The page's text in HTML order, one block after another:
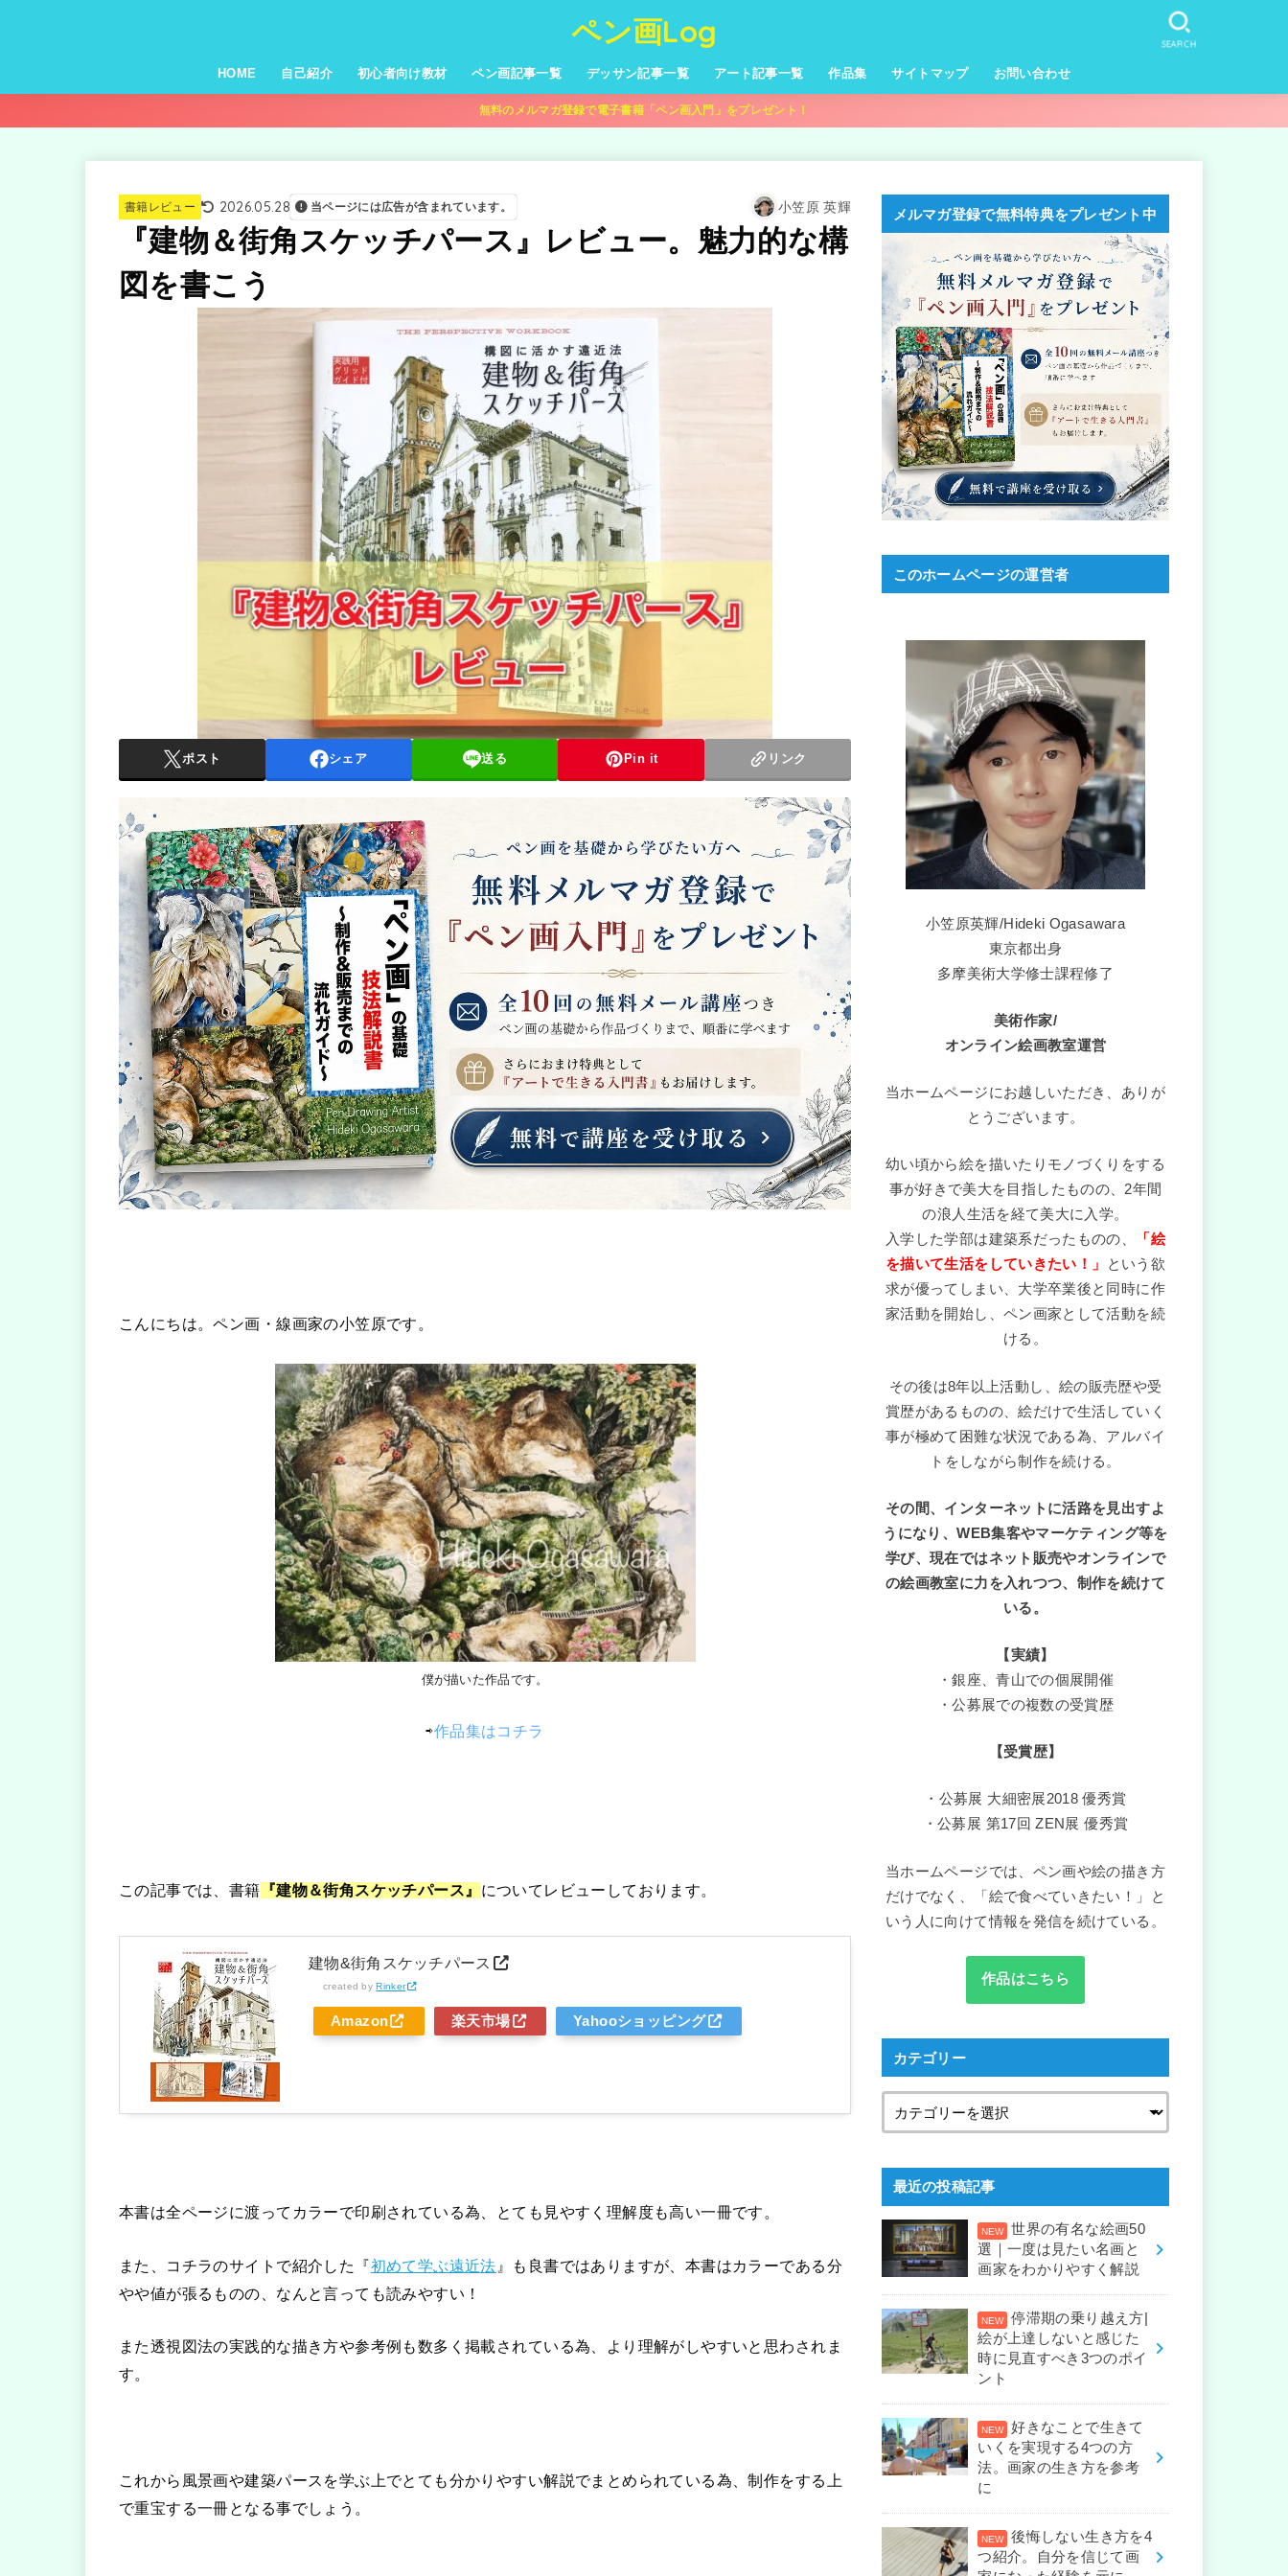
ペン画Log
HOME 自己紹介 初心者向け教材 ペン画記事一覧 デッサン記事一覧 アート記事一覧 作品集 サイトマップ お問い合わせ
SEARCH
無料のメルマガ登録で電子書籍「ペン画入門」をプレゼント！
書籍レビュー 2026.05.28 当ページには広告が含まれています。 小笠原 英輝
『建物＆街角スケッチパース』レビュー。魅力的な構
図を書こう
ポスト シェア 送る Pin it リンク
こんにちは。ペン画・線画家の小笠原です。
僕が描いた作品です。
⇨作品集はコチラ
この記事では、書籍 『建物＆街角スケッチパース』 についてレビューしております。
建物&街角スケッチパース
created byRinker
Amazon 楽天市場 Yahooショッピング
本書は全ページに渡ってカラーで印刷されている為、とても見やすく理解度も高い一冊です。
また、コチラのサイトで紹介した『初めて学ぶ遠近法 』も良書ではありますが、本書はカラーである分
やや値が張るものの、なんと言っても読みやすい！
また透視図法の実践的な描き方や参考例も数多く掲載されている為、より理解がしやすいと思わされま
す。
これから風景画や建築パースを学ぶ上でとても分かりやすい解説でまとめられている為、制作をする上
で重宝する一冊となる事でしょう。
メルマガ登録で無料特典をプレゼント中
このホームページの運営者
小笠原英輝/Hideki Ogasawara
東京都出身
多摩美術大学修士課程修了
美術作家/
オンライン絵画教室運営
当ホームページにお越しいただき、ありが
とうございます。
幼い頃から絵を描いたりモノづくりをする
事が好きで美大を目指したものの、2年間
の浪人生活を経て美大に入学。
入学した学部は建築系だったものの、
「絵
を描いて生活をしていきたい！」
という欲
求が優ってしまい、大学卒業後と同時に作
家活動を開始し、ペン画家として活動を続
ける。
その後は8年以上活動し、絵の販売歴や受
賞歴があるものの、絵だけで生活していく
事が極めて困難な状況である為、アルバイ
トをしながら制作を続ける。
その間、インターネットに活路を見出すよ
うになり、WEB集客やマーケティング等を
学び、現在ではネット販売やオンラインで
の絵画教室に力を入れつつ、制作を続けて
いる。
【実績】
・銀座、青山での個展開催
・公募展での複数の受賞歴
【受賞歴】
・公募展 大細密展2018 優秀賞
・公募展 第17回 ZEN展 優秀賞
当ホームページでは、ペン画や絵の描き方
だけでなく、「絵で食べていきたい！」と
いう人に向けて情報を発信を続けている。
作品はこちら
カテゴリー
最近の投稿記事
世界の有名な絵画50
選｜一度は見たい名画と
画家をわかりやすく解説
停滞期の乗り越え方|
絵が上達しないと感じた
時に見直すべき3つのポイ
ント
好きなことで生きて
いくを実現する4つの方
法。画家の生き方を参考
に
後悔しない生き方を4
つ紹介。自分を信じて画